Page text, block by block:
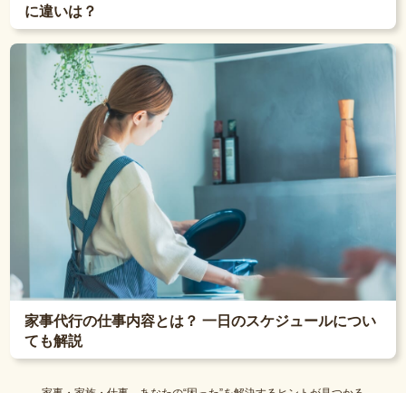
に違いは？
家事代行の仕事内容とは？ 一日のスケジュールについ
ても解説